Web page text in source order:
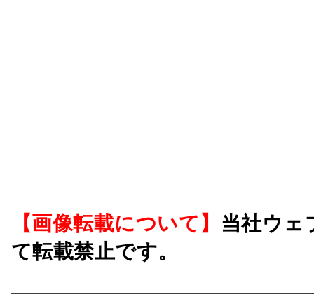
【画像転載について】 当社ウェ
て転載禁止です。